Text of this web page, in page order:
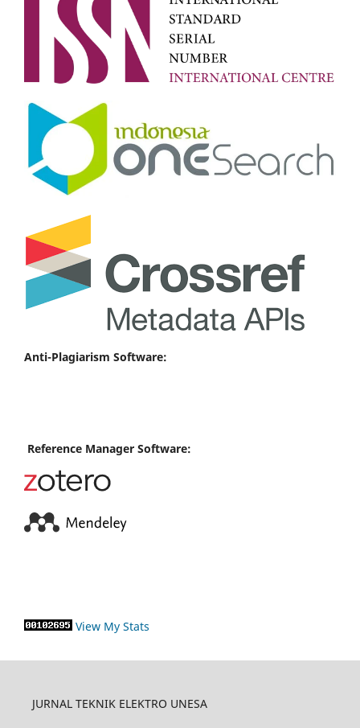
Anti-Plagiarism Software:
Reference Manager Software:
View My Stats
JURNAL TEKNIK ELEKTRO UNESA